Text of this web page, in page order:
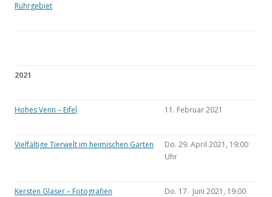
Ruhrgebiet
2021
Hohes Venn – Eifel 11. Februar 2021
Vielfältige Tierwelt im heimischen Garten
Do. 29. April 2021, 19:00
Uhr
Kersten Glaser – Fotografien
Do. 17. Juni 2021, 19:00